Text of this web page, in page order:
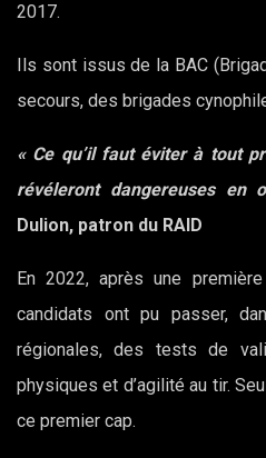
2017.
Ils sont issus de la BAC
secours, des brigades
« Ce qu’il faut éviter à tout
révéleront dangereuses en
Dulion, patron du RAID
En 2022, après une
candidats ont pu passer,
régionales, des tests de
physiques et d’agilité au tir.
ce premier cap.